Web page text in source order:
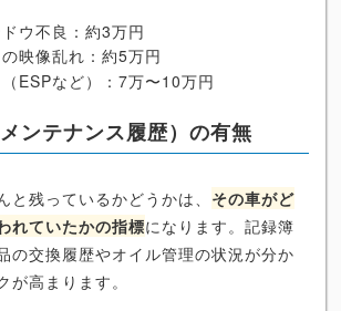
ウ不良：約3万円
映像乱れ：約5万円
ESPなど）：7万〜10万円
ンテナンス履歴）の有無
と残っているかどうかは、 その車がど
れていたかの指標になります。記録簿
の交換履歴やオイル管理の状況が分か
が高まります。